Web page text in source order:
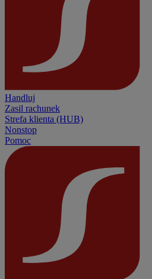
Handluj
Zasil rachunek
Strefa klienta (HUB)
Nonstop
Pomoc